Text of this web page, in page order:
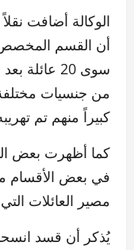
الوكالة أضافت
أن القسم المخصص
سوى 20
من جنسيات
كبيراً منهم تم
كما أظهرت بعض
في بعض الأقسام
مصير العائلات
يُذكر أن قسد